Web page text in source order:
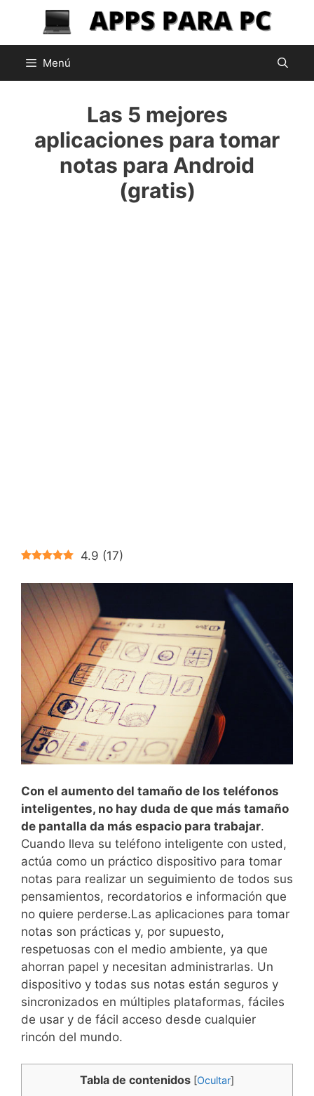
contenido
Menú
Las 5 mejores
aplicaciones para tomar
notas para Android
(gratis)
4.9 (17)
Con el aumento del tamaño de los teléfonos
inteligentes, no hay duda de que más tamaño
de pantalla da más espacio para trabajar.
Cuando lleva su teléfono inteligente con usted,
actúa como un práctico dispositivo para tomar
notas para realizar un seguimiento de todos sus
pensamientos, recordatorios e información que
no quiere perderse.Las aplicaciones para tomar
notas son prácticas y, por supuesto,
respetuosas con el medio ambiente, ya que
ahorran papel y necesitan administrarlas. Un
dispositivo y todas sus notas están seguros y
sincronizados en múltiples plataformas, fáciles
de usar y de fácil acceso desde cualquier
rincón del mundo.
Tabla de contenidos [Ocultar]